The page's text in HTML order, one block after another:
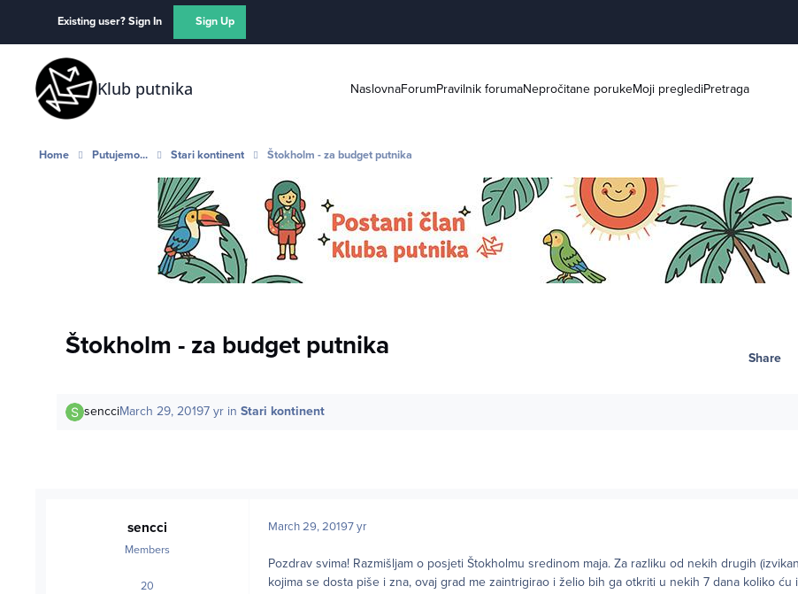
Existing user? Sign In Sign Up
Klub putnika NaslovnaForumPravilnik forumaNepročitane porukeMoji preglediPretraga
Home Putujemo... Stari kontinent Štokholm - za budget putnika
Štokholm - za budget putnika Share
sencciMarch 29, 20197 yrin Stari kontinent
sencci
Members
20posts
March 29, 20197 yr
Pozdrav svima! Razmišljam o posjeti Štokholmu sredinom maja. Za razliku od nekih drugih
kojima se dosta piše i zna, ovaj grad me zaintrigirao i želio bih ga otkriti u nekih 7 dana koliko ću